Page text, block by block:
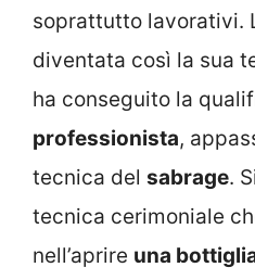
soprattutto lavorativi.
diventata così la sua
ha conseguito la
professionista,
tecnica del sabrage.
tecnica cerimoniale
nell’aprire una